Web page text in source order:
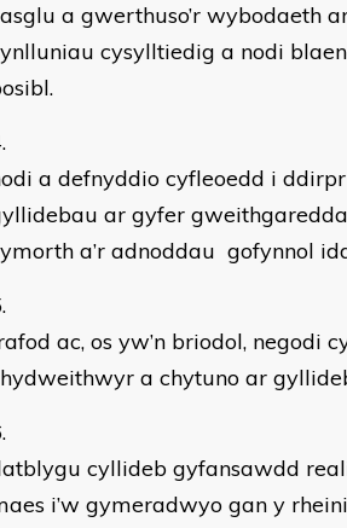
a gwerthuso’r wybodaeth
cysylltiedig a nodi
a defnyddio cyfleoedd i
ar gyfer
a’r adnoddau gofynnol
ac, os yw’n briodol, negodi
a chytuno ar
cyllideb gyfansawdd
i’w gymeradwyo gan y